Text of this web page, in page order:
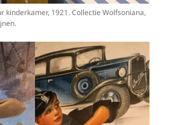
kinderkamer, 1921. Collectie Wolfsoniana,